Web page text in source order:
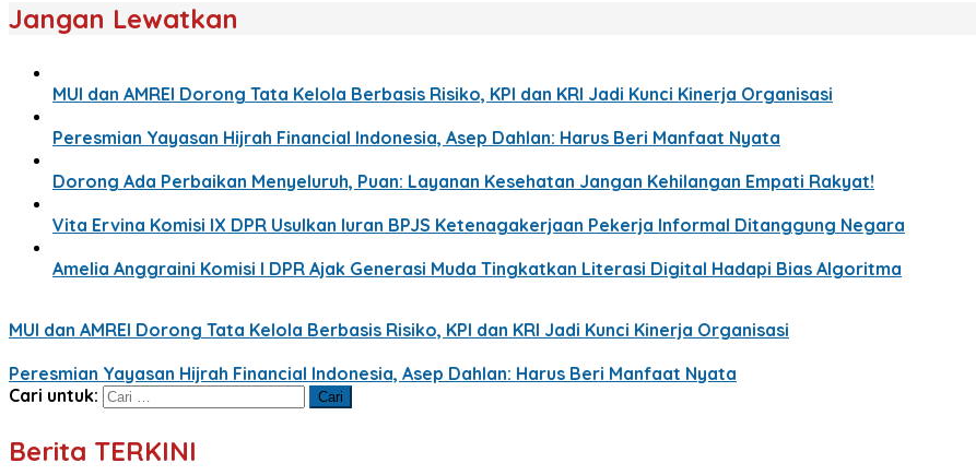
Jangan Lewatkan
MUI dan AMREI Dorong Tata Kelola Berbasis Risiko, KPI dan KRI Jadi Kunci Kinerja Organisasi
Peresmian Yayasan Hijrah Financial Indonesia, Asep Dahlan: Harus Beri Manfaat Nyata
Dorong Ada Perbaikan Menyeluruh, Puan: Layanan Kesehatan Jangan Kehilangan Empati Rakyat!
Vita Ervina Komisi IX DPR Usulkan Iuran BPJS Ketenagakerjaan Pekerja Informal Ditanggung Negara
Amelia Anggraini Komisi I DPR Ajak Generasi Muda Tingkatkan Literasi Digital Hadapi Bias Algoritma
MUI dan AMREI Dorong Tata Kelola Berbasis Risiko, KPI dan KRI Jadi Kunci Kinerja Organisasi
Peresmian Yayasan Hijrah Financial Indonesia, Asep Dahlan: Harus Beri Manfaat Nyata
Cari untuk:
Berita TERKINI